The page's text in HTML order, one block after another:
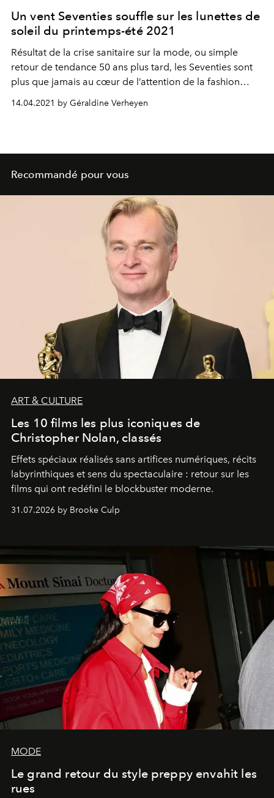
Un vent Seventies souffle sur les lunettes de
soleil du printemps-été 2021
Résultat de la crise sanitaire sur la mode, ou simple
retour de tendance 50 ans plus tard, les Seventies sont
plus que jamais au cœur de l’attention de la fashion
sphere. La preuve avec les 20 paires de lunettes de soleil
must-have du printemps-été 2021, résolument rétro.
14.04.2021 by Géraldine Verheyen
Recommandé pour vous
ART & CULTURE
Les 10 films les plus iconiques de
Christopher Nolan, classés
Effets spéciaux réalisés sans artifices numériques, récits
labyrinthiques et sens du spectaculaire : retour sur les
films qui ont redéfini le blockbuster moderne.
31.07.2026 by Brooke Culp
MODE
Le grand retour du style preppy envahit les
rues